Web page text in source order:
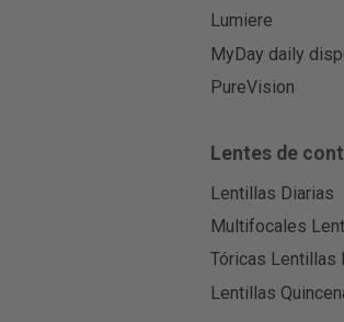
Lumiere
MyDay daily
PureVision
Lentes de
Lentillas Diarias
Multifocales
Tóricas Lentillas
Lentillas